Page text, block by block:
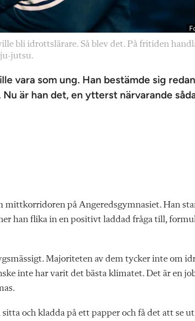
bli idrottslärare. Så blev det. På fritiden
jutsu.
vara som ung. Han bestämde sig
är han det, en ytterst närvarande
mittkorridoren på Angeredsgymnasiet. Han
han flika in en positivt laddad fråga till,
Majoriteten av dem tycker inte om
inte har varit det bästa klimatet. Det är en
och kladda på ett papper och få det att se